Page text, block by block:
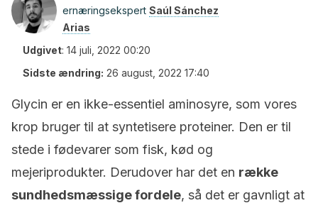
ernæringsekspert Saúl Sánchez
Arias
Udgivet: 14 juli, 2022 00:20
Sidste ændring: 26 august, 2022 17:40
Glycin er en ikke-essentiel aminosyre, som vores
krop bruger til at syntetisere proteiner. Den er til
stede i fødevarer som fisk, kød og
mejeriprodukter. Derudover har det en række
sundhedsmæssige fordele, så det er gavnligt at